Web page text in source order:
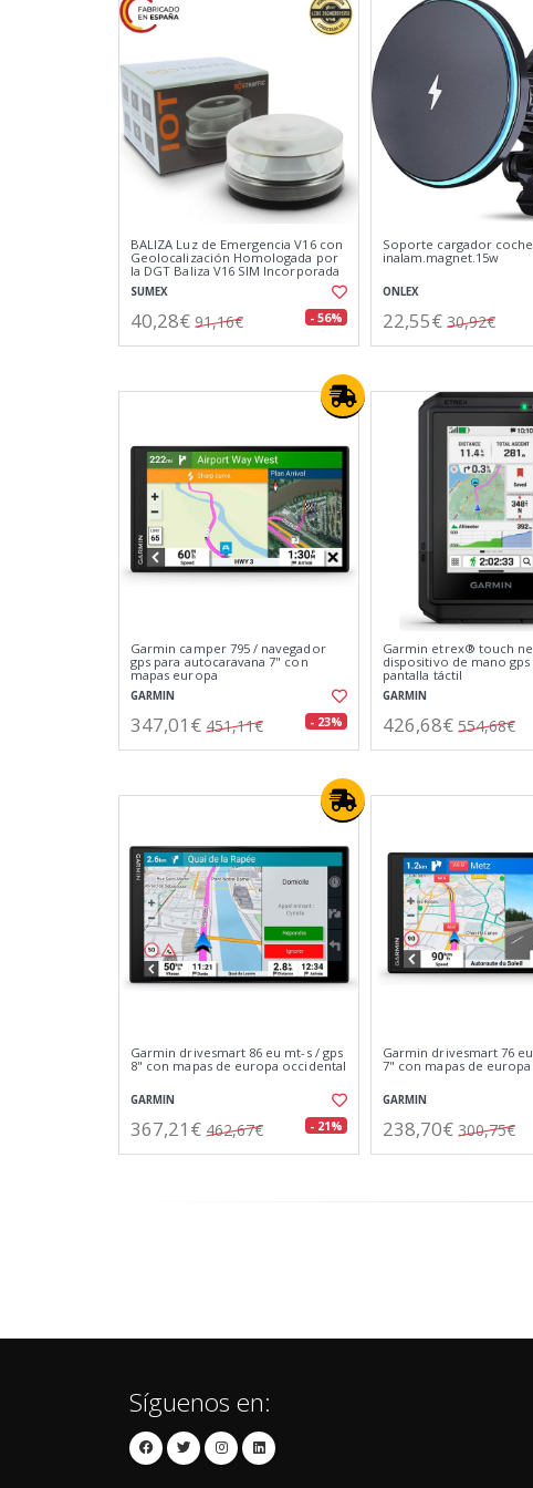
BALIZA Luz de Emergencia V16 con
Geolocalización Homologada por
la DGT Baliza V16 SIM Incorporada
Clasificación IP-54
SUMEX
40,28€ 91,16€ - 56%
Soporte cargador coche
inalam.magnet.15w
ONLEX
22,55€ 30,92€
Garmin camper 795 / navegador
gps para autocaravana 7" con
mapas europa
GARMIN
347,01€ 451,11€ - 23%
Garmin etrex® touch
dispositivo de mano gps
pantalla táctil
GARMIN
426,68€ 554,68€
Garmin drivesmart 86 eu mt-s / gps
8" con mapas de europa occidental
GARMIN
367,21€ 462,67€ - 21%
Garmin drivesmart 76
7" con mapas de
GARMIN
238,70€ 300,75€
Síguenos en: